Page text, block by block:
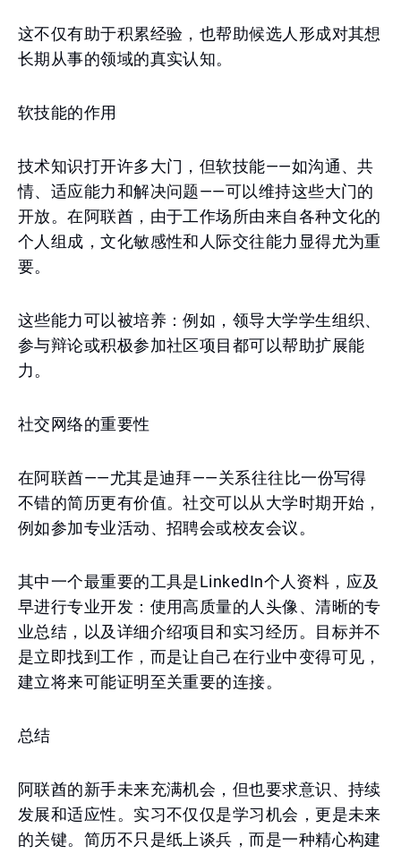
这不仅有助于积累经验，也帮助候选人形成对其想
长期从事的领域的真实认知。
软技能的作用
技术知识打开许多大门，但软技能——如沟通、共
情、适应能力和解决问题——可以维持这些大门的
开放。在阿联酋，由于工作场所由来自各种文化的
个人组成，文化敏感性和人际交往能力显得尤为重
要。
这些能力可以被培养：例如，领导大学学生组织、
参与辩论或积极参加社区项目都可以帮助扩展能
力。
社交网络的重要性
在阿联酋——尤其是迪拜——关系往往比一份写得
不错的简历更有价值。社交可以从大学时期开始，
例如参加专业活动、招聘会或校友会议。
其中一个最重要的工具是LinkedIn个人资料，应及
早进行专业开发：使用高质量的人头像、清晰的专
业总结，以及详细介绍项目和实习经历。目标并不
是立即找到工作，而是让自己在行业中变得可见，
建立将来可能证明至关重要的连接。
总结
阿联酋的新手未来充满机会，但也要求意识、持续
发展和适应性。实习不仅仅是学习机会，更是未来
的关键。简历不只是纸上谈兵，而是一种精心构建